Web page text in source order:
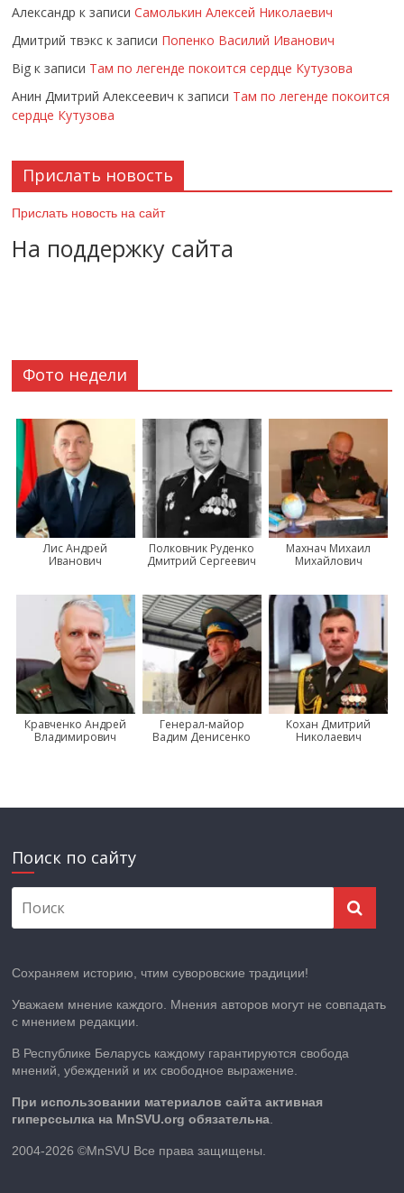
Александр к записиСамолькин Алексей Николаевич
Дмитрий твэкс к записи Попенко Василий Иванович
Big к записи Там по легенде покоится сердце Кутузова
Анин Дмитрий Алексеевич к записи Там по легенде покоится
сердце Кутузова
Прислать новость
Прислать новость на сайт
На поддержку сайта
Фото недели
Лис Андрей
Иванович
Полковник Руденко
Дмитрий Сергеевич
Махнач Михаил
Михайлович
Кравченко Андрей
Владимирович
Генерал-майор
Вадим Денисенко
Кохан Дмитрий
Николаевич
Поиск по сайту
Сохраняем историю, чтим суворовские традиции!
Уважаем мнение каждого. Мнения авторов могут не совпадать
с мнением редакции.
В Республике Беларусь каждому гарантируются свобода
мнений, убеждений и их свободное выражение.
При использовании материалов сайта активная
гиперссылка на MnSVU.org обязательна
2004-2026 ©MnSVU Все права защищены.